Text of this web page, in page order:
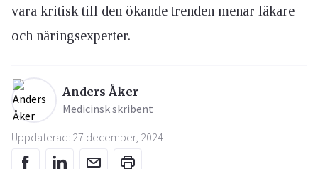
vara kritisk till den ökande trenden menar läkare
och näringsexperter.
Anders Åker
Medicinsk skribent
Uppdaterad: 27 december, 2024